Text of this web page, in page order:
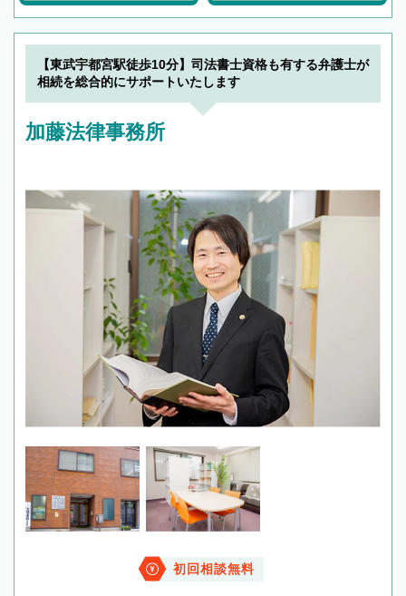
【東武宇都宮駅徒歩10分】司法書士資格も有する弁護士が
相続を総合的にサポートいたします
加藤法律事務所
初回相談無料